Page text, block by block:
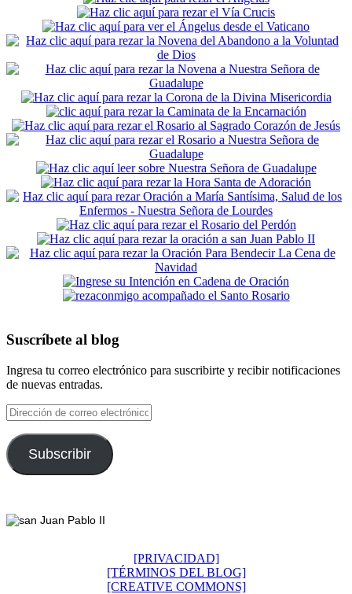
Suscríbete al blog
Ingresa tu correo electrónico para suscribirte y recibir notificaciones
de nuevas entradas.
Dirección
de
correo
electrónico
Subscribir
[PRIVACIDAD]
[TÉRMINOS DEL BLOG]
[CREATIVE COMMONS]